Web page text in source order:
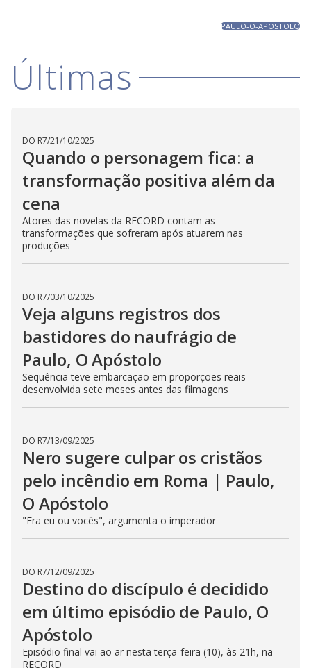
PAULO-O-APOSTOLO
Últimas
DO R7/21/10/2025
Quando o personagem fica: a
transformação positiva além da
cena
Atores das novelas da RECORD contam as
transformações que sofreram após atuarem nas
produções
DO R7/03/10/2025
Veja alguns registros dos
bastidores do naufrágio de
Paulo, O Apóstolo
Sequência teve embarcação em proporções reais
desenvolvida sete meses antes das filmagens
DO R7/13/09/2025
Nero sugere culpar os cristãos
pelo incêndio em Roma | Paulo,
O Apóstolo
"Era eu ou vocês", argumenta o imperador
DO R7/12/09/2025
Destino do discípulo é decidido
em último episódio de Paulo, O
Apóstolo
Episódio final vai ao ar nesta terça-feira (10), às 21h, na
RECORD